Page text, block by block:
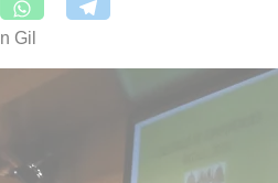
Gil